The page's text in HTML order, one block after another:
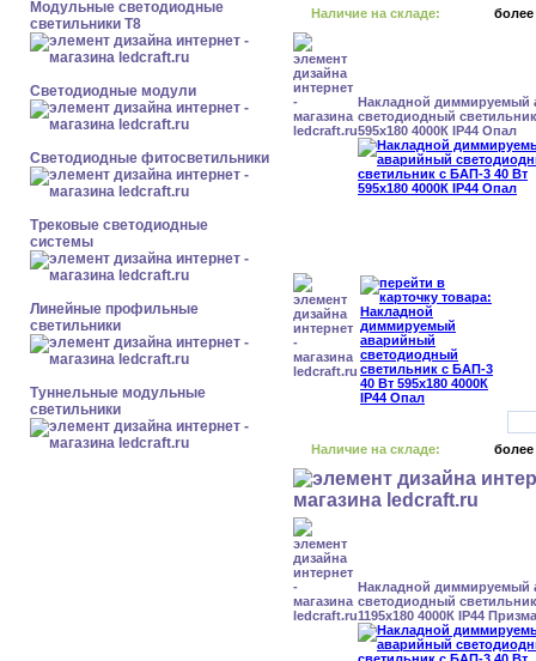
Модульные светодиодные
светильники Т8
Светодиодные модули
Светодиодные фитосветильники
Трековые светодиодные
системы
Линейные профильные
светильники
Туннельные модульные
светильники
Наличие на складе: более
Накладной диммируемый
светодиодный
595x180 4000К IP44 Опал
Наличие на складе: более
Накладной диммируемый
светодиодный
1195x180 4000К IP44 Призма